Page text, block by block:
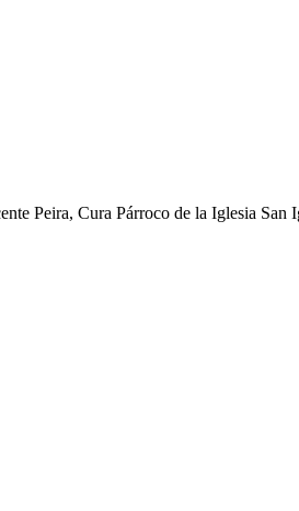
Peira, Cura Párroco de la Iglesia